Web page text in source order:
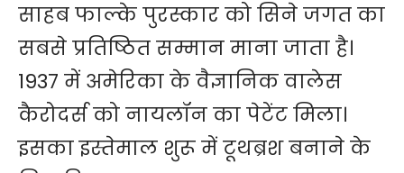
साहब फाल्के पुरस्कार को सिने जगत का
सबसे प्रतिष्ठित सम्मान माना जाता है।
1937 में अमेरिका के वैज्ञानिक वालेस
कैरोदर्स को नायलॉन का पेटेंट मिला।
इसका इस्तेमाल शुरू में टूथब्रश बनाने के